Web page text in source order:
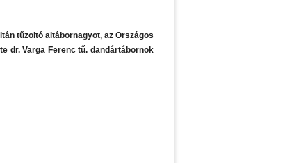
tűzoltó altábornagyot, az Országos
dr. Varga Ferenc tű. dandártábornok